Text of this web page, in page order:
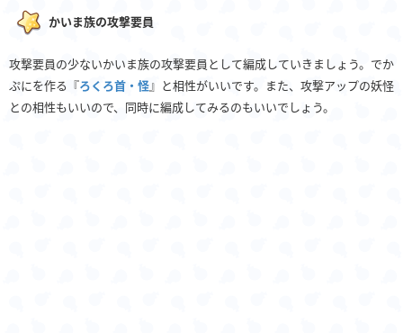
かいま族の攻撃要員
攻撃要員の少ないかいま族の攻撃要員として編成していきましょう。でか
ぷにを作る『ろくろ首・怪』と相性がいいです。また、攻撃アップの妖怪
との相性もいいので、同時に編成してみるのもいいでしょう。